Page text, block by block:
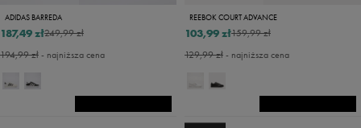
ADIDAS BARREDA
249,99 zł
187,49 zł
194,99 zł- najniższa cena
REEBOK COURT ADVANCE
159,99 zł
103,99 zł
129,99 zł- najniższa cena